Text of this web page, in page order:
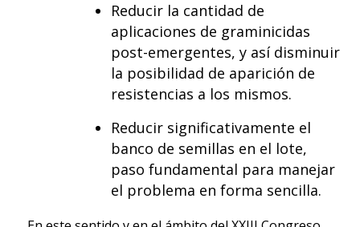
Reducir la cantidad de
aplicaciones de graminicidas
post-emergentes, y así disminuir
la posibilidad de aparición de
resistencias a los mismos.
Reducir significativamente el
banco de semillas en el lote,
paso fundamental para manejar
el problema en forma sencilla.